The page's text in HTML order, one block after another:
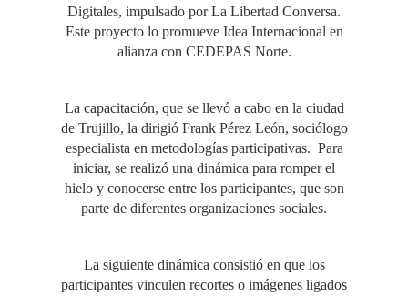
Digitales, impulsado por La Libertad Conversa.
Este proyecto lo promueve Idea Internacional en
alianza con CEDEPAS Norte.
La capacitación, que se llevó a cabo en la ciudad
de Trujillo, la dirigió Frank Pérez León, sociólogo
especialista en metodologías participativas. Para
iniciar, se realizó una dinámica para romper el
hielo y conocerse entre los participantes, que son
parte de diferentes organizaciones sociales.
La siguiente dinámica consistió en que los
participantes vinculen recortes o imágenes ligados